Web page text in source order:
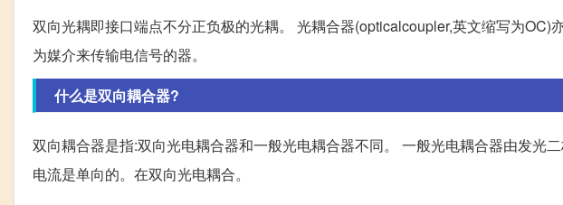
双向光耦即接口端点不分正负极的光耦。 光耦合器(opticalcoupler,英文缩写为OC)
为媒介来传输电信号的器。
什么是双向耦合器?
双向耦合器是指:双向光电耦合器和一般光电耦合器不同。 一般光电耦合器由发光
电流是单向的。在双向光电耦合。